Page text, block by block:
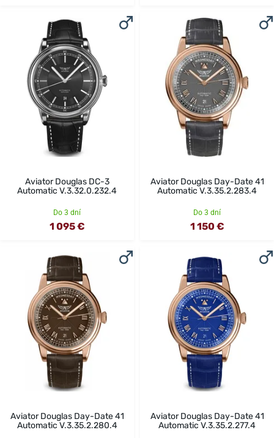
Aviator Douglas DC-3
Automatic V.3.32.0.232.4
Do 3 dní
1 095 €
Aviator Douglas Day-Date 41
Automatic V.3.35.2.283.4
Do 3 dní
1 150 €
Aviator Douglas Day-Date 41
Automatic V.3.35.2.280.4
Aviator Douglas Day-Date 41
Automatic V.3.35.2.277.4